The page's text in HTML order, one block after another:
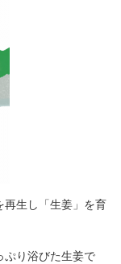
再生し「生姜」を育
ぷり浴びた生姜で